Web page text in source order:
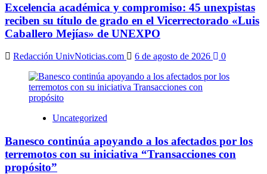
Excelencia académica y compromiso: 45 unexpistas
reciben su título de grado en el Vicerrectorado «Luis
Caballero Mejías» de UNEXPO
Redacción UnivNoticias.com 6 de agosto de 2026 0
Uncategorized
Banesco continúa apoyando a los afectados por los
terremotos con su iniciativa “Transacciones con
propósito”